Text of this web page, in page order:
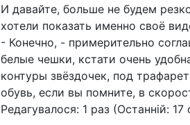
И давайте, больше не будем
хотели показать именно своё
- Конечно, - примерительно
белые чешки, кстати очень
контуры звёздочек, под
обувь, если вы помните, в
Редагувалося: 1 раз (Останній: 17